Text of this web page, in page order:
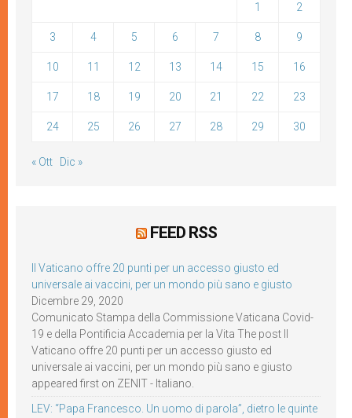
1 2
3 4 5 6 7 8 9
10 11 12 13 14 15 16
17 18 19 20 21 22 23
24 25 26 27 28 29 30
« Ott Dic »
FEED RSS
Il Vaticano offre 20 punti per un accesso giusto ed
universale ai vaccini, per un mondo più sano e giusto
Dicembre 29, 2020
Comunicato Stampa della Commissione Vaticana Covid-
19 e della Pontificia Accademia per la Vita The post Il
Vaticano offre 20 punti per un accesso giusto ed
universale ai vaccini, per un mondo più sano e giusto
appeared first on ZENIT - Italiano.
LEV: “Papa Francesco. Un uomo di parola”, dietro le quinte